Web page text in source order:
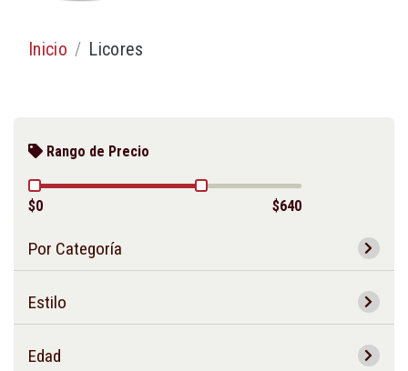
Inicio Licores
Rango de Precio
$0 $640
Por Categoría
Estilo
Edad